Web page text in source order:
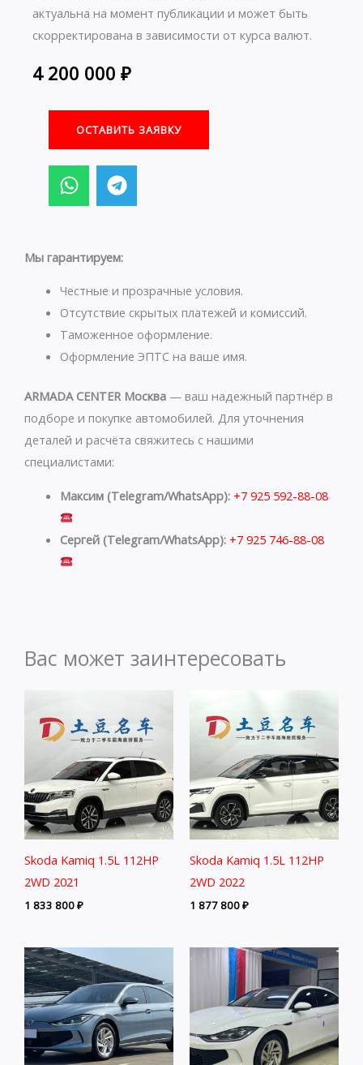
актуальна на момент публикации и может быть
скорректирована в зависимости от курса валют.
4 200 000 ₽
ОСТАВИТЬ ЗАЯВКУ
W
h
a
s
p
p
T
e
l
g
a
m
Мы гарантируем:
Честные и прозрачные условия.
Отсутствие скрытых платежей и комиссий.
Таможенное оформление.
Оформление ЭПТС на ваше имя.
ARMADA CENTER Москва — ваш надежный партнёр в
подборе и покупке автомобилей. Для уточнения
деталей и расчёта свяжитесь с нашими
специалистами:
Максим (Telegram/WhatsApp): +7 925 592-88-08
Сергей (Telegram/WhatsApp): +7 925 746-88-08
Вас может заинтересовать
Skoda Kamiq 1.5L 112HP
2WD 2021
1 833 800₽
Skoda Kamiq 1.5L 112HP
2WD 2022
1 877 800₽